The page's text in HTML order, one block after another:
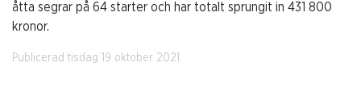
åtta segrar på 64 starter och har totalt sprungit in 431 800
kronor.
Publicerad tisdag 19 oktober 2021.